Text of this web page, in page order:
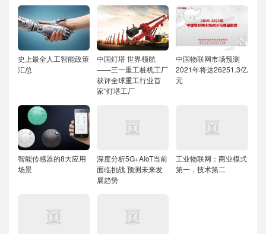
史上最全人工智能政策
汇总
中国灯塔 世界领航
——三一重工桩机工厂
获评全球重工行业首
家“灯塔工厂
中国物联网市场预测
2021年将达26251.3亿
元
智能传感器的8大应用
场景
深度分析5G+AIoT当前
面临挑战 预测未来发
展趋势
工业物联网：商业模式
第一，技术第二